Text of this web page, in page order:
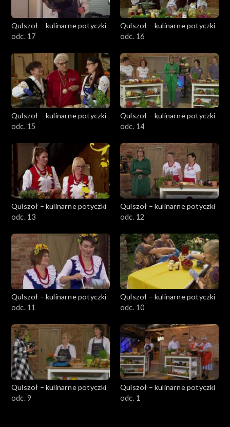
Qulszoł – kulinarne potyczki
odc. 17
Qulszoł – kulinarne potyczki
odc. 16
Qulszoł – kulinarne potyczki
odc. 15
Qulszoł – kulinarne potyczki
odc. 14
Qulszoł – kulinarne potyczki
odc. 13
Qulszoł – kulinarne potyczki
odc. 12
Qulszoł – kulinarne potyczki
odc. 11
Qulszoł – kulinarne potyczki
odc. 10
Qulszoł – kulinarne potyczki
odc. 9
Qulszoł – kulinarne potyczki
odc. 1